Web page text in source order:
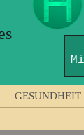
GESUNDHEIT